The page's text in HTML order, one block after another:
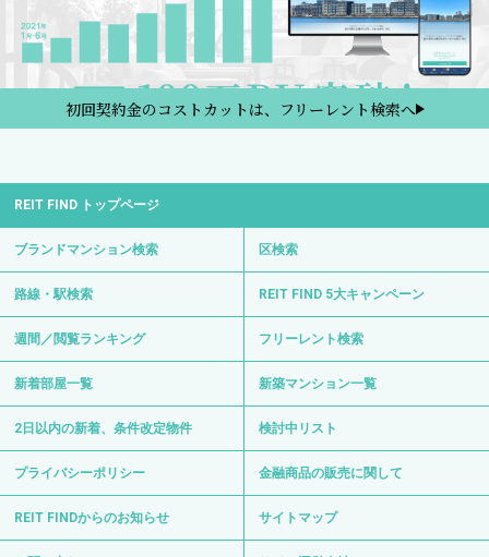
初回契約金のコストカットは、フリーレント検索へ
REIT FIND トップページ
ブランドマンション検索 区検索
路線・駅検索 REIT FIND 5大キャンペーン
週間／閲覧ランキング フリーレント検索
新着部屋一覧 新築マンション一覧
2日以内の新着、条件改定物件 検討中リスト
プライバシーポリシー 金融商品の販売に関して
REIT FINDからのお知らせ サイトマップ